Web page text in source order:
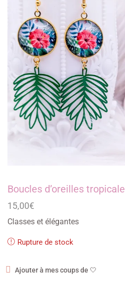
Boucles d’oreilles
15,00€
Classes et élégantes
Rupture de stock
Ajouter à mes coups de 🤍